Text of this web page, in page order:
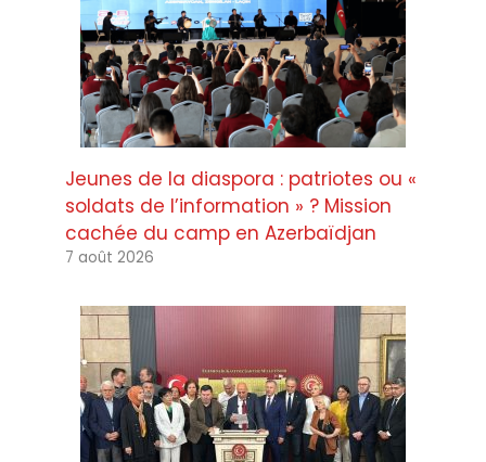
Jeunes de la diaspora : patriotes ou «
soldats de l’information » ? Mission
cachée du camp en Azerbaïdjan
7 août 2026